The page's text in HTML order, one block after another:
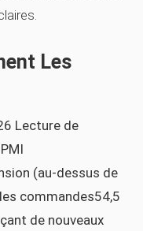
Les
Lecture de
(au-dessus de
commandes54,5
de nouveaux